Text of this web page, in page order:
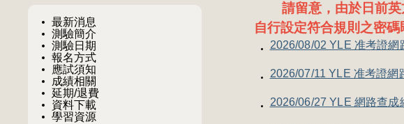
最新消息
測驗簡介
測驗日期
報名方式
應試須知
成績相關
延期/退費
資料下載
學習資源
請留意，由於日前
自行設定符合規則之密碼
2026/08/02 YLE 准考證網
2026/07/11 YLE 准考證網
2026/06/27 YLE 網路查成